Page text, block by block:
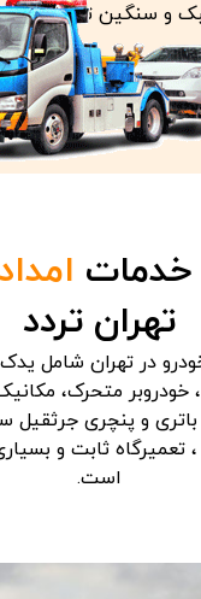
و سنگین تصادفی
خدمات
تهران تردد
در تهران شامل
خودروبر متحرک،
باتری و پنچری
تعمیرگاه ثابت و
است.